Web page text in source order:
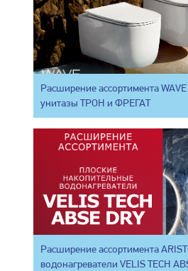
Расширение ассортимента
унитазы ТРОН и ФРЕГАТ
Расширение ассортимента
водонагреватели VELIS TECH